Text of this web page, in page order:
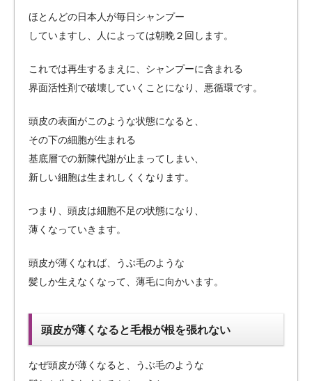
ほとんどの日本人が毎日シャンプー
していますし、人によっては朝晩２回します。
これでは再生するまえに、シャンプーに含まれる
界面活性剤で破壊していくことになり、悪循環です。
頭皮の表面がこのような状態になると、
その下の細胞が生まれる
基底層での新陳代謝が止まってしまい、
新しい細胞は生まれしくくなります。
つまり、頭皮は細胞不足の状態になり、
薄くなっていきます。
頭皮が薄くなれば、うぶ毛のような
髪しか生えなくなって、薄毛に向かいます。
頭皮が薄くなると毛根が根を張れない
なぜ頭皮が薄くなると、うぶ毛のような